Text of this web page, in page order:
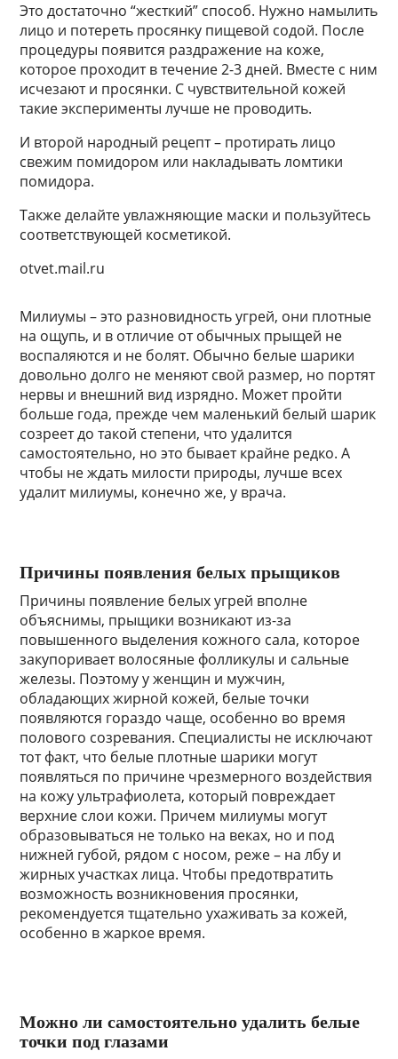
Это достаточно “жесткий” способ. Нужно намылить
лицо и потереть просянку пищевой содой. После
процедуры появится раздражение на коже,
которое проходит в течение 2-3 дней. Вместе с ним
исчезают и просянки. С чувствительной кожей
такие эксперименты лучше не проводить.
И второй народный рецепт – протирать лицо
свежим помидором или накладывать ломтики
помидора.
Также делайте увлажняющие маски и пользуйтесь
соответствующей косметикой.
otvet.mail.ru
Милиумы – это разновидность угрей, они плотные
на ощупь, и в отличие от обычных прыщей не
воспаляются и не болят. Обычно белые шарики
довольно долго не меняют свой размер, но портят
нервы и внешний вид изрядно. Может пройти
больше года, прежде чем маленький белый шарик
созреет до такой степени, что удалится
самостоятельно, но это бывает крайне редко. А
чтобы не ждать милости природы, лучше всех
удалит милиумы, конечно же, у врача.
Причины появления белых прыщиков
Причины появление белых угрей вполне
объяснимы, прыщики возникают из-за
повышенного выделения кожного сала, которое
закупоривает волосяные фолликулы и сальные
железы. Поэтому у женщин и мужчин,
обладающих жирной кожей, белые точки
появляются гораздо чаще, особенно во время
полового созревания. Специалисты не исключают
тот факт, что белые плотные шарики могут
появляться по причине чрезмерного воздействия
на кожу ультрафиолета, который повреждает
верхние слои кожи. Причем милиумы могут
образовываться не только на веках, но и под
нижней губой, рядом с носом, реже – на лбу и
жирных участках лица. Чтобы предотвратить
возможность возникновения просянки,
рекомендуется тщательно ухаживать за кожей,
особенно в жаркое время.
Можно ли самостоятельно удалить белые
точки под глазами